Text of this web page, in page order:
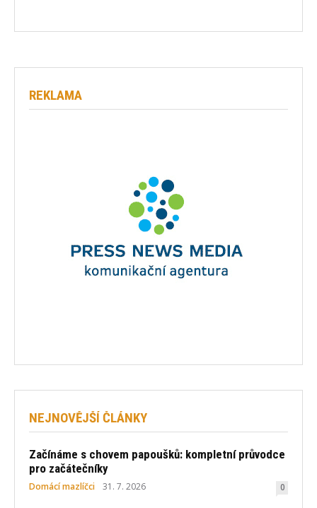
REKLAMA
NEJNOVĚJŠÍ ČLÁNKY
Začínáme s chovem papoušků: kompletní průvodce
pro začátečníky
Domácí mazlíčci 31. 7. 2026 0